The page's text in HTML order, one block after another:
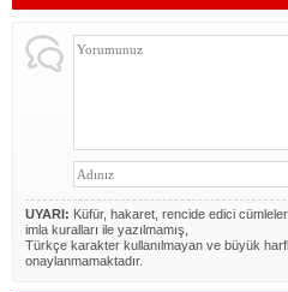
UYARI: Küfür, hakaret, rencide edici
imla kuralları ile yazılmamış,
Türkçe karakter kullanılmayan ve büyük
onaylanmamaktadır.